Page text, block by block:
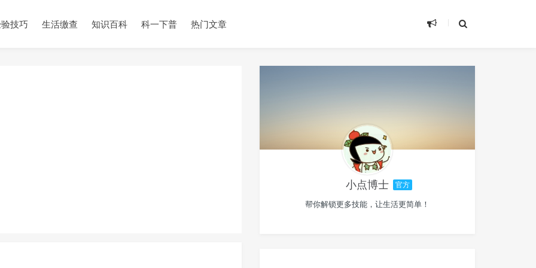
技巧 生活缴查 知识百科 科一下普 热门文章
小点博士 官方
帮你解锁更多技能，让生活更简单！